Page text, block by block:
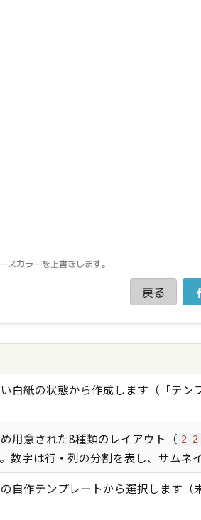
白紙の状態から作成します（「テ
用意された8種類のレイアウト（ 2-2
数字は行・列の分割を表し、サムネ
自作テンプレートから選択します